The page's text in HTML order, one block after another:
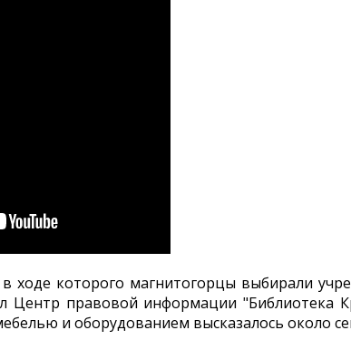
ходе которого магнитогорцы выбирали
Центр правовой информации "Библиотека
и оборудованием высказалось около